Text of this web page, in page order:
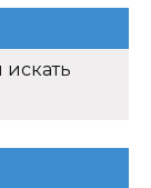
искать